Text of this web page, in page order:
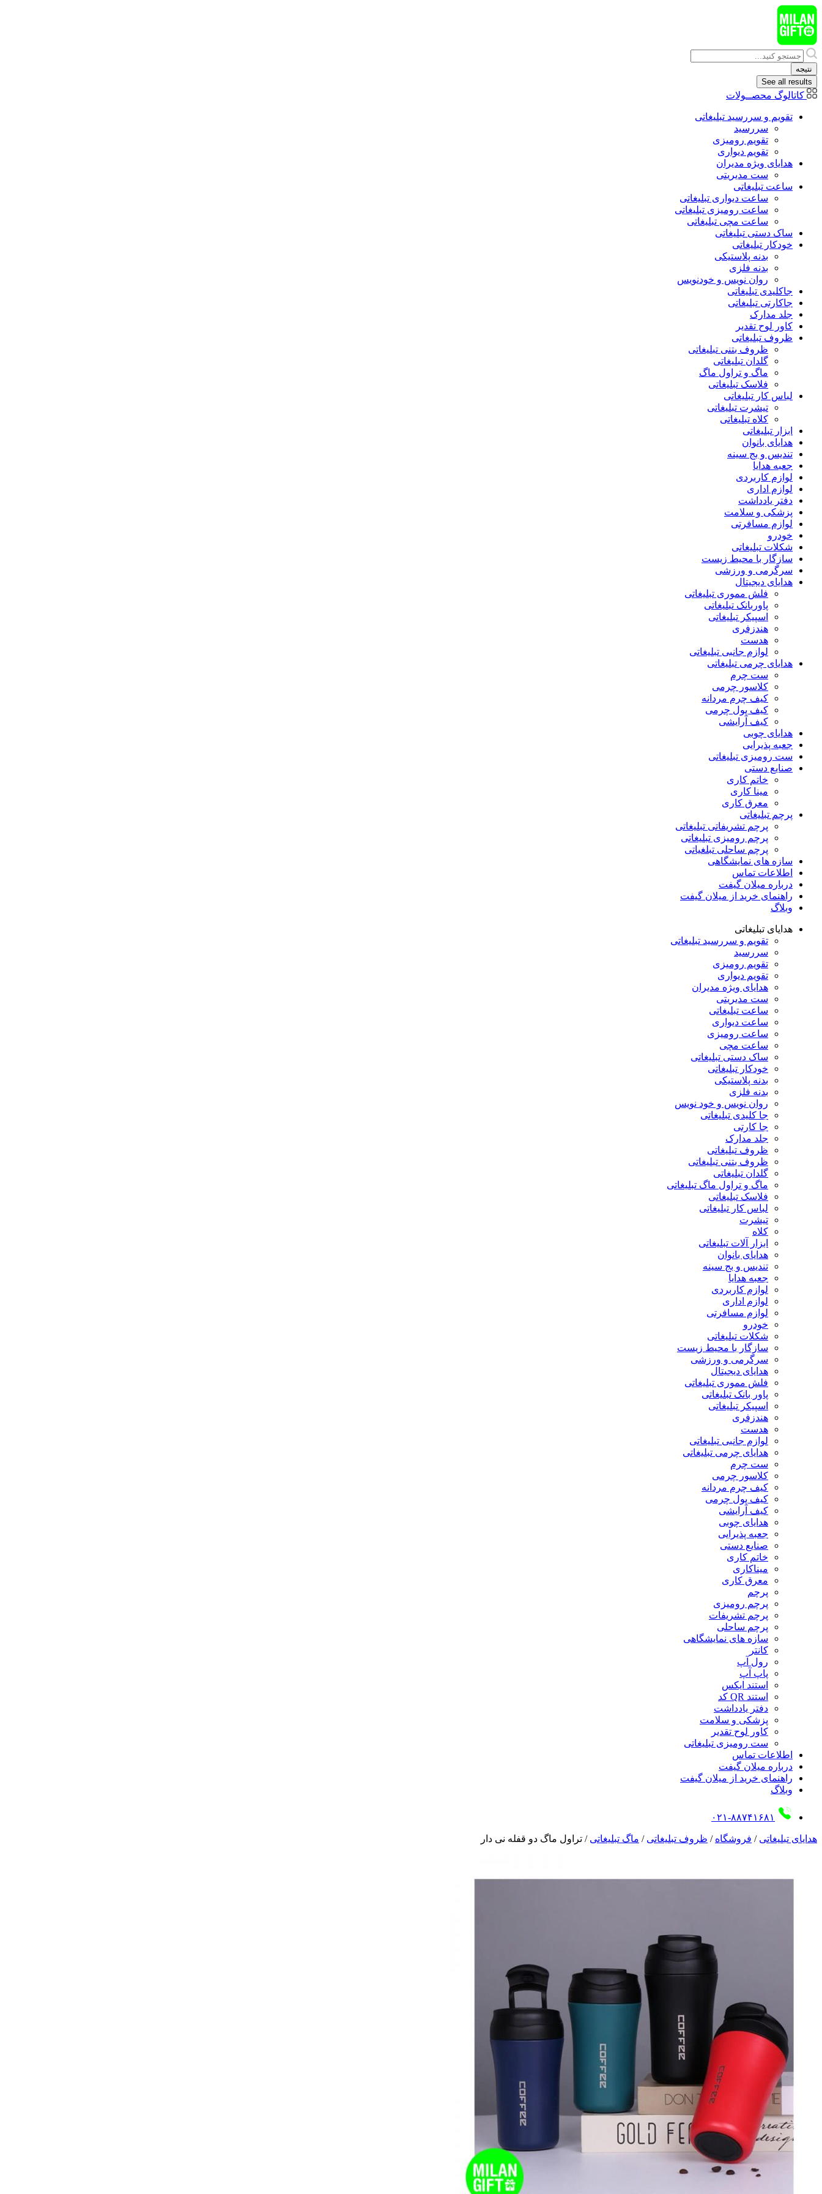
پرش
به
محتوا
Search
...
نتیجه
See all results
کاتالوگ محصــولات
تقویم و سررسید تبلیغاتی
سررسید
تقویم رومیزی
تقویم دیواری
هدایای ويژه مدیران
ست مدیریتی
ساعت تبلیغاتی
ساعت دیواری تبلیغاتی
ساعت رومیزی تبلیغاتی
ساعت مچی تبلیغاتی
ساک دستی تبلیغاتی
خودکار تبلیغاتی
بدنه پلاستیکی
بدنه فلزی
روان نویس و خودنویس
جاکلیدی تبلیغاتی
جاکارتی تبلیغاتی
جلد مدارک
کاور لوح تقدیر
ظروف تبلیغاتی
ظروف بتنی تبلیغاتی
گلدان تبلیغاتی
ماگ و تراول ماگ
فلاسک تبلیغاتی
لباس کار تبلیغاتی
تیشرت تبلیغاتی
کلاه تبلیغاتی
ابزار تبلیغاتی
هدایای بانوان
تندیس و بج سینه
جعبه هدایا
لوازم کاربردی
لوازم اداری
دفتر یادداشت
پزشکی و سلامت
لوازم مسافرتی
خودرو
شکلات تبلیغاتی
سازگار با محیط زیست
سرگرمی و ورزشی
هدایای دیجیتال
فلش مموری تبلیغاتی
پاوربانک تبلیغاتی
اسپیکر تبلیغاتی
هندزفری
هدست
لوازم جانبی تبلیغاتی
هدایای چرمی تبلیغاتی
ست چرم
کلاسور چرمی
کیف چرم مردانه
کیف پول چرمی
کیف آرایشی
هدایای چوبی
جعبه پذیرایی
ست رومیزی تبلیغاتی
صنایع دستی
خاتم کاری
مینا کاری
معرق کاری
پرچم تبلیغاتی
پرچم تشریفاتی تبلیغاتی
پرچم رومیزی تبلیغاتی
پرچم ساحلی تبلغیاتی
سازه های نمایشگاهی
اطلاعات تماس
درباره میلان گیفت
راهنمای خرید از میلان گیفت
وبلاگ
هدایای تبلیغاتی
تقویم و سررسید تبلیغاتی
سررسید
تقویم رومیزی
تقویم دیواری
هدایای ویژه مدیران
ست مدیریتی
ساعت تبلیغاتی
ساعت دیواری
ساعت رومیزی
ساعت مچی
ساک دستی تبلیغاتی
خودکار تبلیغاتی
بدنه پلاستیکی
بدنه فلزی
روان نویس و خود نویس
جا کلیدی تبلیغاتی
جا کارتی
جلد مدارک
ظروف تبلیغاتی
ظروف بتنی تبلیغاتی
گلدان تبلیغاتی
ماگ و تراول ماگ تبلیغاتی
فلاسک تبلیغاتی
لباس کار تبلیغاتی
تیشرت
کلاه
ابزار آلات تبلیغاتی
هدایای بانوان
تندیس و بج سینه
جعبه هدایا
لوازم کاربردی
لوازم اداری
لوازم مسافرتی
خودرو
شکلات تبلیغاتی
سازگار با محیط زیست
سرگرمی و ورزشی
هدایای دیجیتال
فلش مموری تبلیغاتی
پاور بانک تبلیغاتی
اسپیکر تبلیغاتی
هندزفری
هدست
لوازم جانبی تبلیغاتی
هدایای چرمی تبلیغاتی
ست چرم
کلاسور چرمی
کیف چرم مردانه
کیف پول چرمی
کیف آرایشی
هدایای چوبی
جعبه پذیرایی
صنایع دستی
خاتم کاری
میناکاری
معرق کاری
پرچم
پرچم رومیزی
پرچم تشریفات
پرچم ساحلی
سازه های نمایشگاهی
کانتر
رول آپ
پاپ آپ
استند ایکس
استند QR کد
دفتر یادداشت
پزشکی و سلامت
کاور لوح تقدیر
ست رومیزی تبلیغاتی
اطلاعات تماس
درباره میلان گیفت
راهنمای خرید از میلان گیفت
وبلاگ
۰۲۱-۸۸۷۴۱۶۸۱
هدایای تبلیغاتی / فروشگاه / ظروف تبلیغاتی / ماگ تبلیغاتی / تراول ماگ دو قفله نی دار